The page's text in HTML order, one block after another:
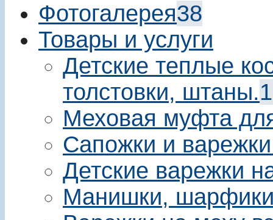
Фотогалерея38
Товары и услуги
Детские теплые
толстовки, штаны.
Меховая муфта
Сапожки и
Детские варежки
Манишки,